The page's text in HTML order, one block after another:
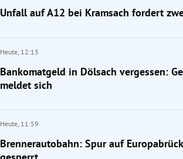
Unfall auf A12 bei Kramsach fordert
Heute, 12:13
Bankomatgeld in Dölsach vergessen:
meldet sich
Heute, 11:59
Brennerautobahn: Spur auf